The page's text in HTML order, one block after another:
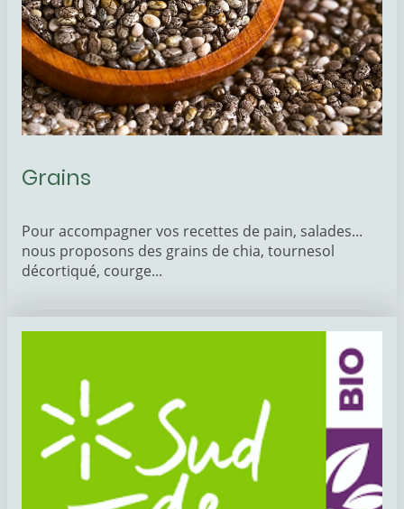
Grains
Pour accompagner vos recettes de pain, salades...
nous proposons des grains de chia, tournesol
décortiqué, courge...